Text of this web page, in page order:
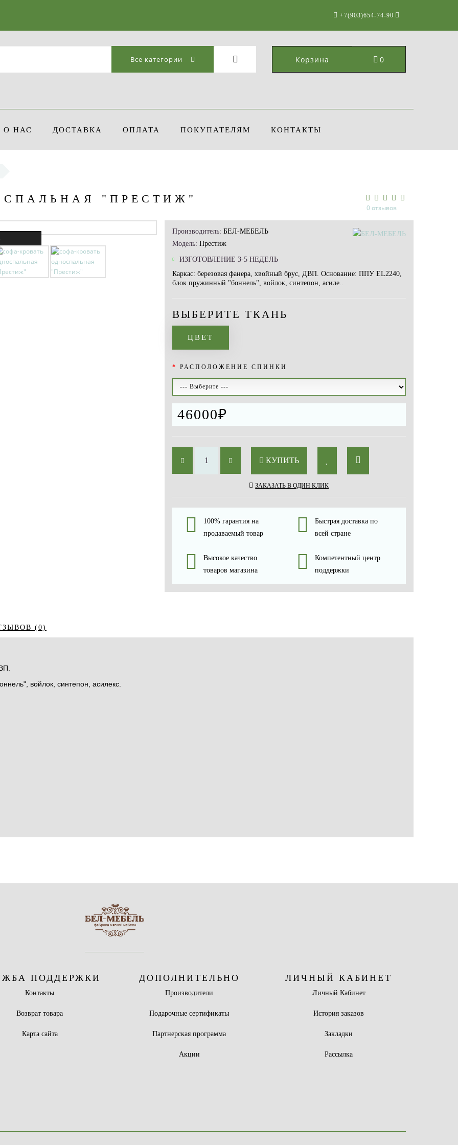
+7(903)654-74-90
Все категории Корзина 0
О НАС ДОСТАВКА ОПЛАТА ПОКУПАТЕЛЯМ КОНТАКТЫ
"ПРЕСТИЖ"
0 отзывов
Производитель: БЕЛ-МЕБЕЛЬ
Модель: Престиж
ИЗГОТОВЛЕНИЕ 3-5 НЕДЕЛЬ
Каркас: березовая фанера, хвойный брус, ДВП. Основание: ППУ EL2240,
блок пружинный "боннель", войлок, синтепон, асиле..
ВЫБЕРИТЕ ТКАНЬ
ЦВЕТ
РАСПОЛОЖЕНИЕ СПИНКИ
46000₽
КУПИТЬ
ЗАКАЗАТЬ В ОДИН КЛИК
100% гарантия на
продаваемый товар
Быстрая доставка по
всей стране
Высокое качество
товаров магазина
Компетентный центр
поддержки
(0)
войлок, синтепон, асилекс.
ПОДДЕРЖКИ
Контакты
Возврат товара
Карта сайта
ДОПОЛНИТЕЛЬНО
Производители
Подарочные сертификаты
Партнерская программа
Акции
ЛИЧНЫЙ КАБИНЕТ
Личный Кабинет
История заказов
Закладки
Рассылка